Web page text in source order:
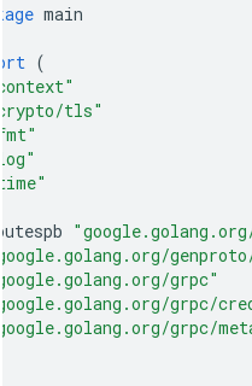
main
(
tls"
grpc"
grpc/
grpc/